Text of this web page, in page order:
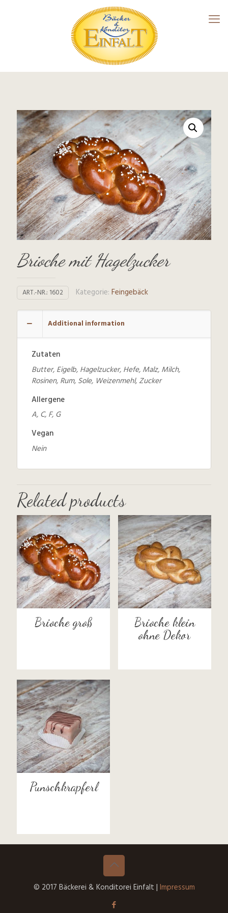
Brioche mit Hagelzucker
ART.-NR.: 1602 Kategorie: Feingebäck
Additional information
Zutaten
Butter, Eigelb, Hagelzucker, Hefe, Malz, Milch,
Rosinen, Rum, Sole, Weizenmehl, Zucker
Allergene
A, C, F, G
Vegan
Nein
Related products
Brioche groß
Brioche klein
ohne Dekor
Punschkrapferl
© 2017 Bäckerei & Konditorei Einfalt | Impressum